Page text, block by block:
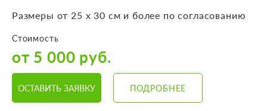
Размеры от 25 х 30 см и более по согласованию
Стоимость
от 5 000 руб.
ОСТАВИТЬ ЗАЯВКУ ПОДРОБНЕЕ